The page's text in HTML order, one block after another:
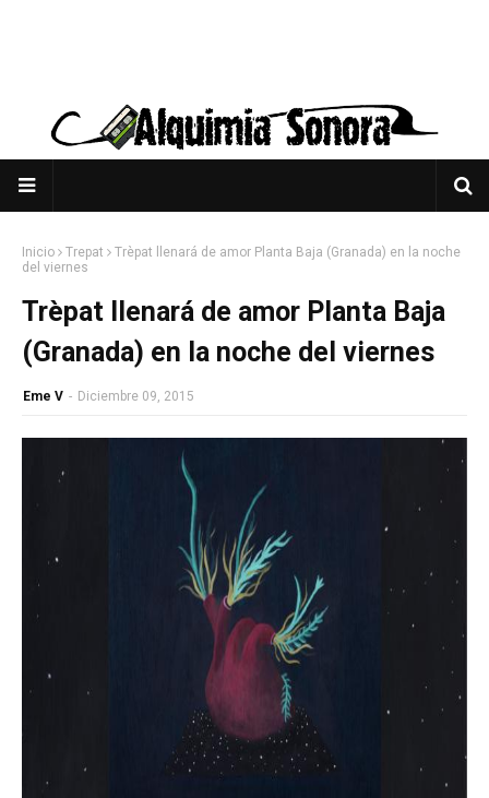
Inicio Trepat
Trèpat llenará de amor Planta Baja (Granada) en la noche
del viernes
Trèpat llenará de amor Planta Baja
(Granada) en la noche del viernes
Eme V - Diciembre 09, 2015